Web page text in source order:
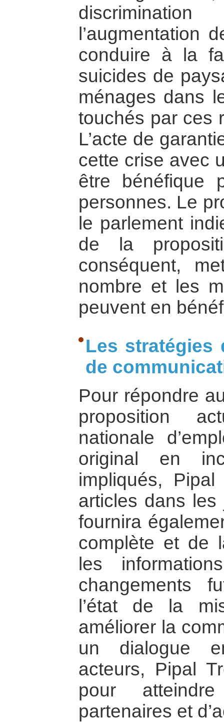
l’augmentation
conduire à la
suicides de
ménages dans
touchés par ces
L’acte de
cette crise avec
être bénéfique
personnes. Le
le parlement
de la
conséquent,
nombre et les
peuvent en
Les stratégies
de
Pour répondre
proposition
nationale
original en
impliqués,
articles dans
fournira
complète et de
les
changements
l’état de la
améliorer la
un dialogue
acteurs, Pipal
pour
partenaires et